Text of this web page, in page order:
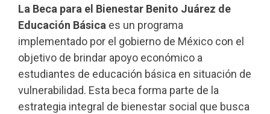
La Beca para el Bienestar Benito Juárez de
Educación Básica es un programa
implementado por el gobierno de México con el
objetivo de brindar apoyo económico a
estudiantes de educación básica en situación de
vulnerabilidad. Esta beca forma parte de la
estrategia integral de bienestar social que busca